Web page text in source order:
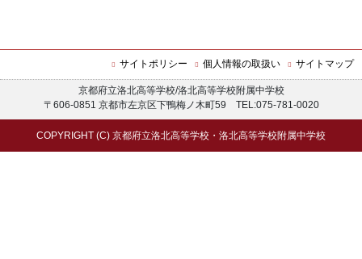
サイトポリシー 個人情報の取扱い サイトマップ
京都府立洛北高等学校/洛北高等学校附属中学校
〒606-0851 京都市左京区下鴨梅ノ木町59 TEL:075-781-0020
COPYRIGHT (C) 京都府立洛北高等学校・洛北高等学校附属中学校